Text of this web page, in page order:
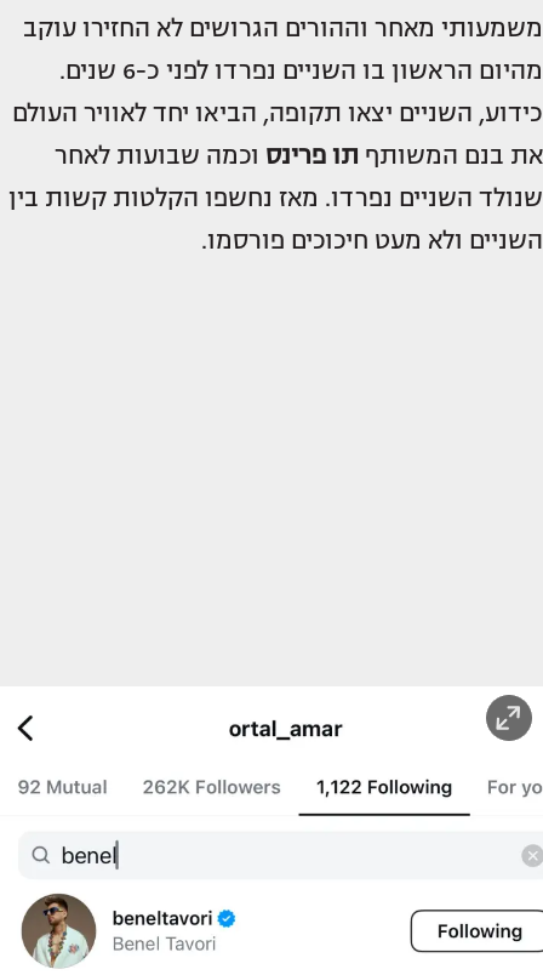
משמעותי מאחר וההורים הגרושים לא החזירו עוקב
מהיום הראשון בו השניים נפרדו לפני כ-6 שנים.
כידוע, השניים יצאו תקופה, הביאו יחד לאוויר העולם
את בנם המשותף תו פרינס וכמה שבועות לאחר
שנולד השניים נפרדו. מאז נחשפו הקלטות קשות בין
השניים ולא מעט חיכוכים פורסמו.